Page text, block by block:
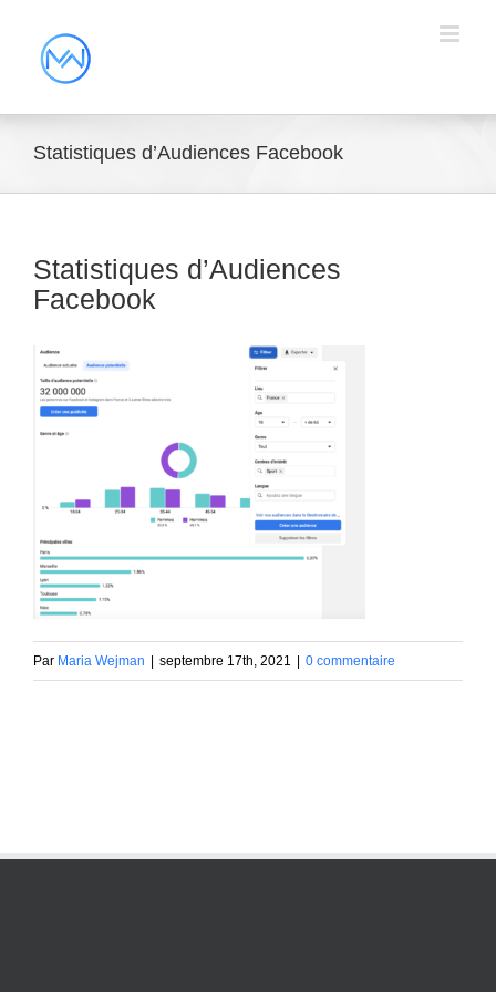
Statistiques d’Audiences Facebook
Statistiques d’Audiences
Facebook
Par Maria Wejman septembre 17th, 2021 0 commentaire